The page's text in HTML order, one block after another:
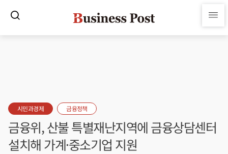
시민과경제 금융정책
금융위, 산불 특별재난지역에 금융상담센터
설치해 가계·중소기업 지원